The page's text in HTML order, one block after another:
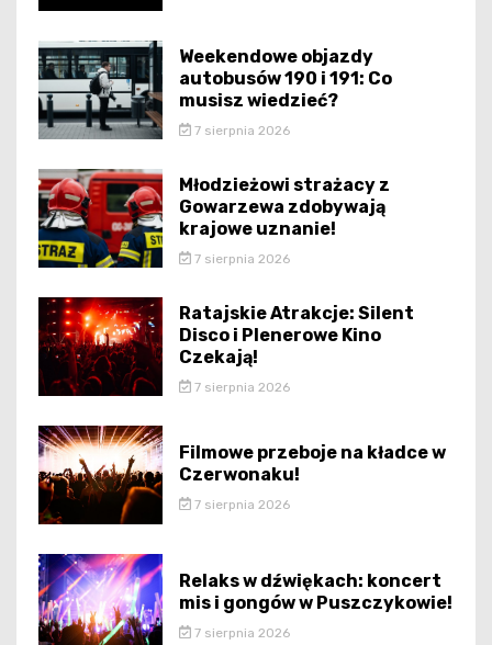
Weekendowe objazdy
autobusów 190 i 191: Co
musisz wiedzieć?
7 sierpnia 2026
Młodzieżowi strażacy z
Gowarzewa zdobywają
krajowe uznanie!
7 sierpnia 2026
Ratajskie Atrakcje: Silent
Disco i Plenerowe Kino
Czekają!
7 sierpnia 2026
Filmowe przeboje na kładce w
Czerwonaku!
7 sierpnia 2026
Relaks w dźwiękach: koncert
mis i gongów w Puszczykowie!
7 sierpnia 2026